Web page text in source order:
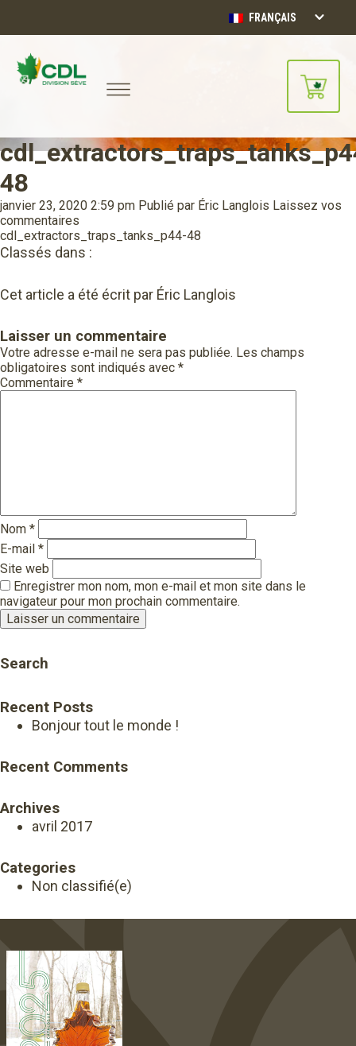
FRANÇAIS
Notre site d'achats en ligne sera
bientôt disponible!!
CONTINUER
48
janvier 23, 2020 2:59 pm Publié par Éric Langlois Laissez vos
commentaires
cdl_extractors_traps_tanks_p44-48
Classés dans :
Cet article a été écrit par Éric Langlois
Laisser un commentaire
Votre adresse e-mail ne sera pas publiée. Les champs
obligatoires sont indiqués avec *
Commentaire *
Nom *
E-mail *
Site web
Enregistrer mon nom, mon e-mail et mon site dans le
navigateur pour mon prochain commentaire.
Search
Recent Posts
Bonjour tout le monde !
Recent Comments
Archives
avril 2017
Categories
Non classifié(e)